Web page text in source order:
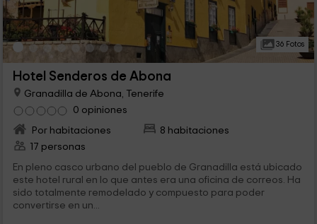
36 Fotos
Hotel Senderos de Abona
Granadilla de Abona, Tenerife
0 opiniones
Por habitaciones
8 habitaciones
17 personas
En pleno casco urbano del pueblo de Granadilla está ubicado
este hotel rural en lo que antes era una oficina de correos. Ha
sido totalmente remodelado y compuesto para poder
convertirse en un...